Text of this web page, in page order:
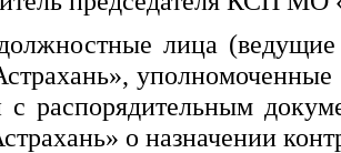
лица
уполномоченные
с распорядительным
о назначении